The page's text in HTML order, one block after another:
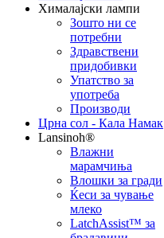
Хималајски лампи
Зошто ни се
потребни
Здравствени
придобивки
Упатство за
употреба
Производи
Црна сол - Кала Намак
Lansinoh®
Влажни
марамчиња
Влошки за гради
Ќеси за чување
млеко
LatchAssist™ за